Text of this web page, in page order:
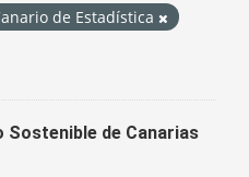
de Estadística
Sostenible de Canarias